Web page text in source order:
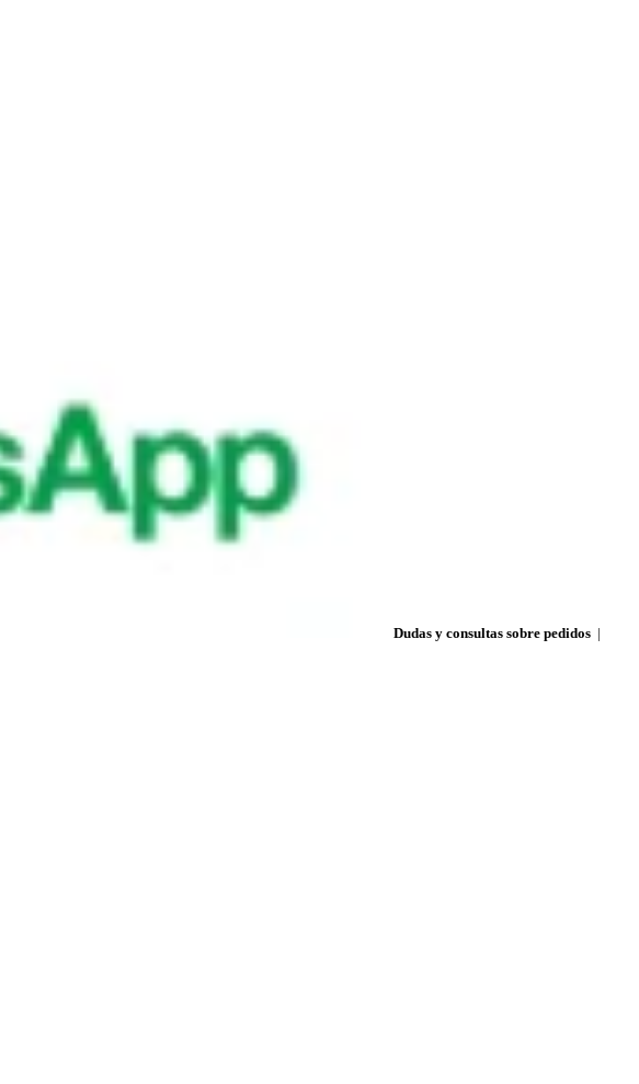
Dudas y consultas sobre pedidos |